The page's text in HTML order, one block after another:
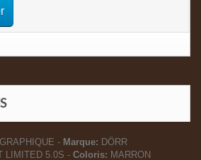
- Marque: DÖRR
LIMITED 5.0S - Coloris: MARRON